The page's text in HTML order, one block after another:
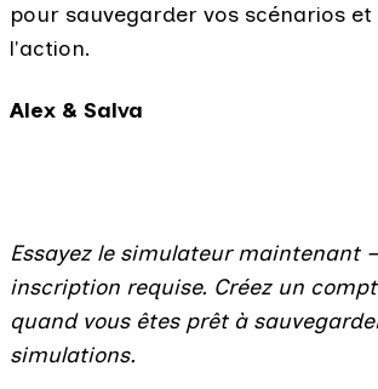
pour sauvegarder vos scénarios et
l'action.
Alex & Salva
Essayez le simulateur maintenant
inscription requise. Créez un
quand vous êtes prêt à
simulations.